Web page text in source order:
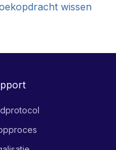
wissen